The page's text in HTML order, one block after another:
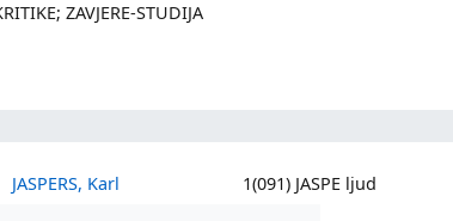
ZAVJERE-STUDIJA
JASPERS, Karl 1(091) JASPE ljud